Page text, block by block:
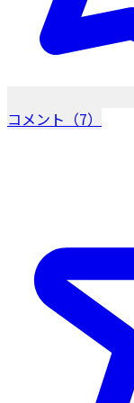
コメント（7）